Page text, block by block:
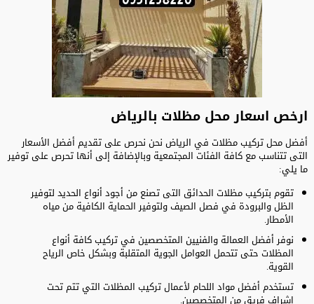
ارخص اسعار محل مظلات بالرياض
أفضل محل تركيب مظلات في الرياض نحن نحرص على تقديم أفضل الأسعار
التى تتناسب مع كافة الفئات المجتمعية وبالإضافة إلى أنها تحرص على توفير
ما يلي:
تقوم بتركيب مظلات الحدائق التى تصنع من أجود أنواع الحديد لتوفير
الظل والبرودة في فصل الصيف ولتوفير الحماية الكافية من مياه
الأمطار.
نوفر أفضل العمالة والفنيين المتخصصين في تركيب كافة أنواع
المظلات حتى تتحمل العوامل الجوية المتقلبة وبشكل خاص الرياح
القوية.
تستخدم أفضل مواد اللحام لأعمال تركيب المظلات التي تتم تحت
إشراف فريق من المتخصصين.